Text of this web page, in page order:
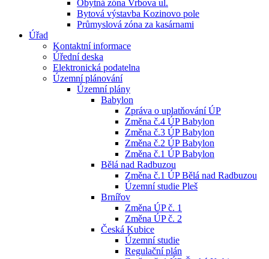
Obytná zóna Vrbova ul.
Bytová výstavba Kozinovo pole
Průmyslová zóna za kasárnami
Úřad
Kontaktní informace
Úřední deska
Elektronická podatelna
Územní plánování
Územní plány
Babylon
Zpráva o uplatňování ÚP
Změna č.4 ÚP Babylon
Změna č.3 ÚP Babylon
Změna č.2 ÚP Babylon
Změna č.1 ÚP Babylon
Bělá nad Radbuzou
Změna č.1 ÚP Bělá nad Radbuzou
Územní studie Pleš
Brnířov
Změna ÚP č. 1
Změna ÚP č. 2
Česká Kubice
Územní studie
Regulační plán